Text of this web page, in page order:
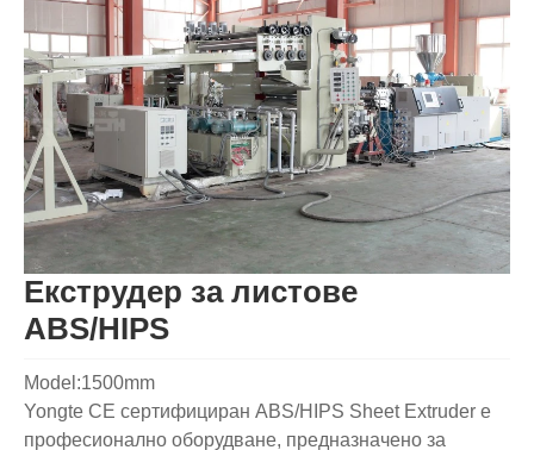
Екструдер за листове
ABS/HIPS
Model:1500mm
Yongte CE сертифициран ABS/HIPS Sheet Extruder е
професионално оборудване, предназначено за